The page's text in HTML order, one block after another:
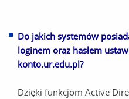
Do jakich systemów
loginem oraz hasłem
konto.ur.edu.pl?
Dzięki funkcjom Active